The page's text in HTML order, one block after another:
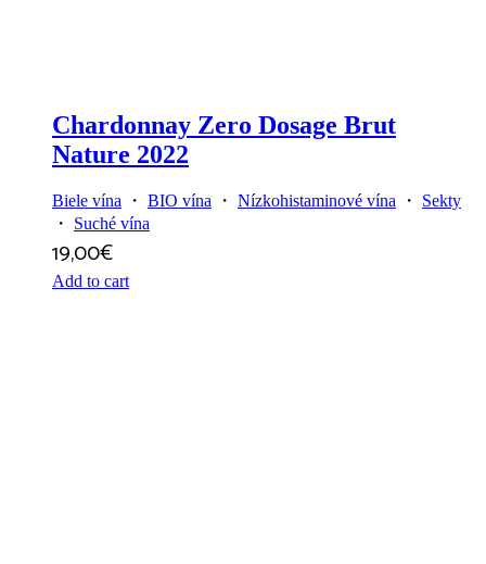
Chardonnay Zero Dosage Brut
Nature 2022
Biele vína ・ BIO vína ・ Nízkohistaminové vína ・ Sekty
・ Suché vína
19,00€
Add to cart